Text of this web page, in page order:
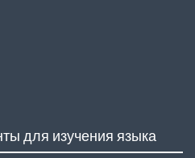
для изучения языка